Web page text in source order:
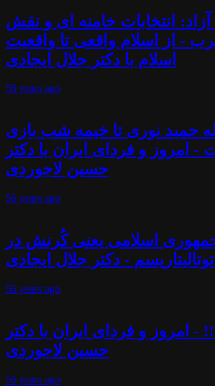
آزاد: انتخابات خامنه ای و نقش
- از اسلام واقعی تا واقعیت
اسلام با دکتر جلال ایجادی
56 years ago
حمید نوری تا خیمه شب بازی
- امروز و فردای ایران با دکتر
حسین لاجوردی
56 years ago
اسلامی یعنی کُرنش در
توتالیتاریسم - دکتر جلال ایجادی
56 years ago
- امروز و فردای ایران با دکتر
حسین لاجوردی
56 years ago